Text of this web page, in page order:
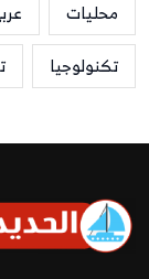
محليات
تكنولوجيا